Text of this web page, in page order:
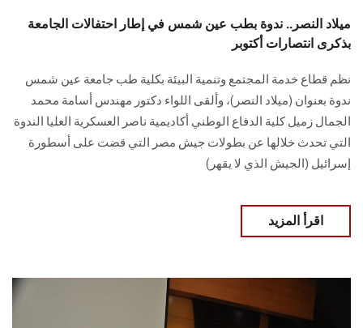
ميلاد النصر.. ندوة بطب عين شمس في إطار احتفالات الجامعة
بذكرى انتصارات أكتوبر
نظم قطاع خدمة المجتمع وتنمية البيئة بكلية طب جامعة عين شمس
ندوة بعنوان (ميلاد النصر)، وألقى اللواء دكتور مهندس أسامة محمد
الجمال زميل كلية الدفاع الوطني أكاديمية ناصر العسكرية العليا الندوة
التي تحدث خلالها عن بطولات جيش مصر التي قضت على أسطورة
إسرائيل (الجيش الذي لا يقهر)
اقرأ المزيد